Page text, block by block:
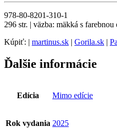
978-80-8201-310-1
296 str. | väzba: mäkká s
Kúpiť: | martinus.sk | Gorila.sk |
Ďalšie informácie
Edícia Mimo edície
Rok vydania 2025